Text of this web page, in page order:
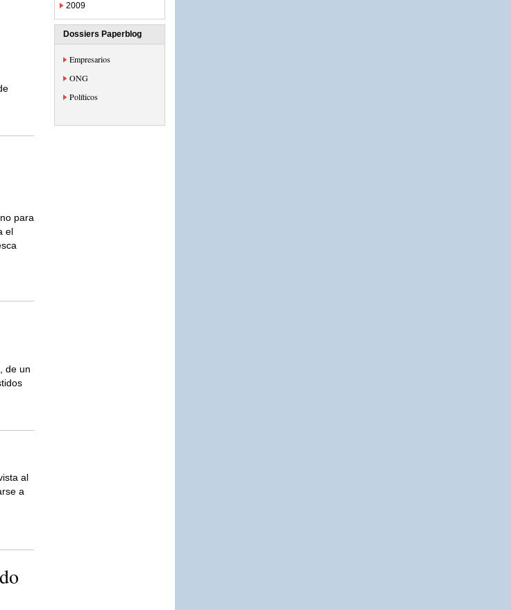
para
el
de un
al
a
2009
Dossiers Paperblog
Empresarios
ONG
Políticos